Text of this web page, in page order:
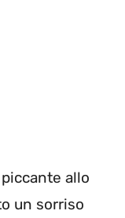
allo
un sorriso